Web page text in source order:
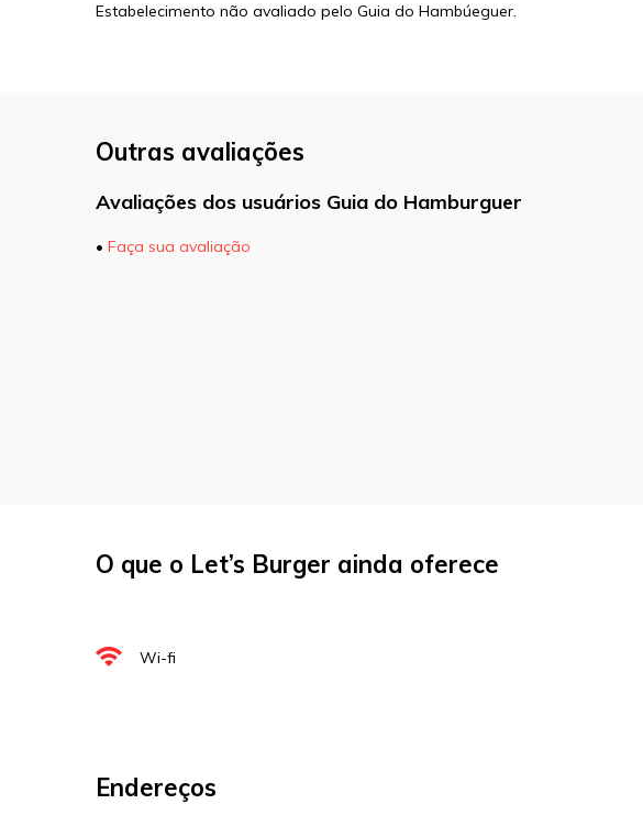
Estabelecimento não avaliado pelo Guia do Hambúeguer.
Outras avaliações
Avaliações dos usuários Guia do Hamburguer
• Faça sua avaliação
E-mail*
Sua avaliação
O que o Let’s Burger ainda oferece
Wi-fi
Endereços